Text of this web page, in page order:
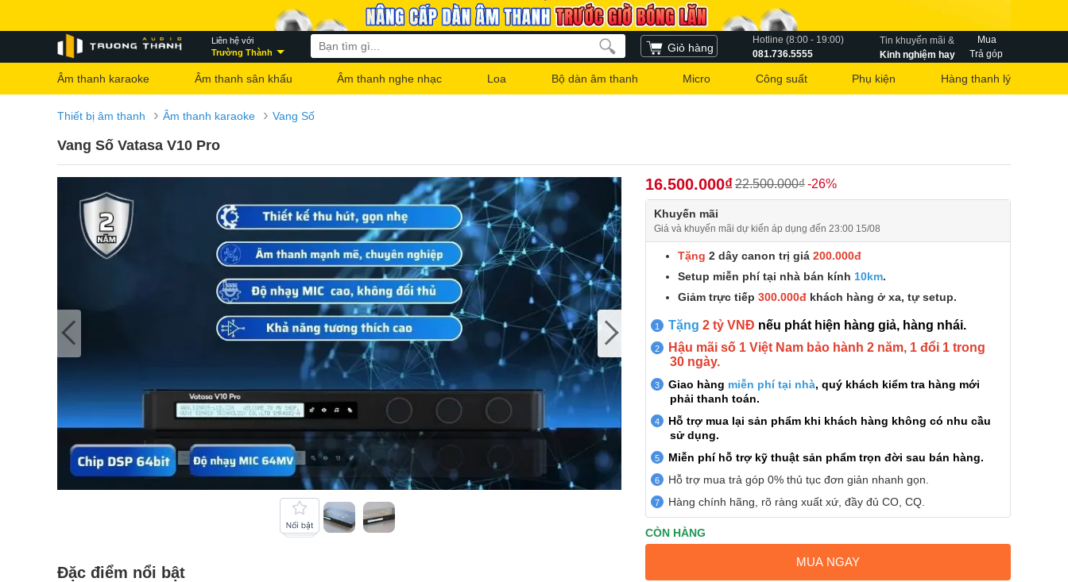
Liên hệ với
Trường Thành
Giỏ hàng
Hotline (8:00 - 19:00)
081.736.5555
Tin khuyến mãi &
Kinh nghiệm hay
Mua
Trả góp
Âm thanh karaoke Âm thanh sân khấu Âm thanh nghe nhạc Loa Bộ dàn âm thanh Micro Công suất Phụ kiện Hàng thanh lý
Thiết bị âm thanh › Âm thanh karaoke › Vang Số
Vang Số Vatasa V10 Pro
Đặc điểm nổi bật
16.500.000₫22.500.000₫-26%
Khuyến mãi
Giá và khuyến mãi dự kiến áp dụng đến 23:00 15/08
Tặng 2 dây canon trị giá 200.000đ
Setup miễn phí tại nhà bán kính 10km.
Giảm trực tiếp 300.000đ khách hàng ở xa, tự setup.
Tặng 2 tỷ VNĐ nếu phát hiện hàng giả, hàng nhái.
Hậu mãi số 1 Việt Nam bảo hành 2 năm, 1 đổi 1 trong
30 ngày.
Giao hàng miễn phí tại nhà, quý khách kiểm tra hàng mới
phải thanh toán.
Hỗ trợ mua lại sản phẩm khi khách hàng không có nhu cầu
sử dụng.
Miễn phí hỗ trợ kỹ thuật sản phẩm trọn đời sau bán hàng.
Hỗ trợ mua trả góp 0% thủ tục đơn giản nhanh gọn.
Hàng chính hãng, rõ ràng xuất xứ, đầy đủ CO, CQ.
CÒN HÀNG
MUA NGAY